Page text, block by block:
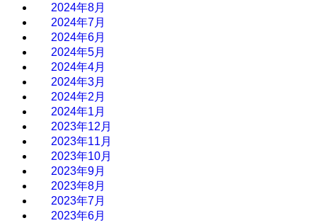
2024年8月
2024年7月
2024年6月
2024年5月
2024年4月
2024年3月
2024年2月
2024年1月
2023年12月
2023年11月
2023年10月
2023年9月
2023年8月
2023年7月
2023年6月